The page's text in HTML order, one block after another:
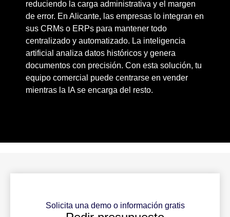
reduciendo la carga administrativa y el margen
de error. En Alicante, las empresas lo integran en
sus CRMs o ERPs para mantener todo
centralizado y automatizado. La inteligencia
artificial analiza datos históricos y genera
documentos con precisión. Con esta solución, tu
equipo comercial puede centrarse en vender
mientras la IA se encarga del resto.
Solicita una demo o información gratis